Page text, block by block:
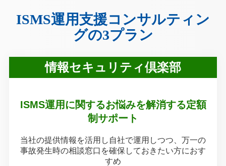
ISMS運用支援コンサルティン
グの3プラン
情報セキュリティ倶楽部
ISMS運用に関するお悩みを解消する定額
制サポート
当社の提供情報を活用し自社で運用しつつ、 万一の
事故発生時の相談窓口を確保しておきたい方におす
すめ